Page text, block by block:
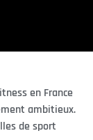
en France
ambitieux.
de sport